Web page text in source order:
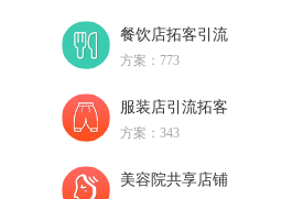
餐饮店拓客引流
方案：773
服装店引流拓客
方案：343
美容院共享店铺